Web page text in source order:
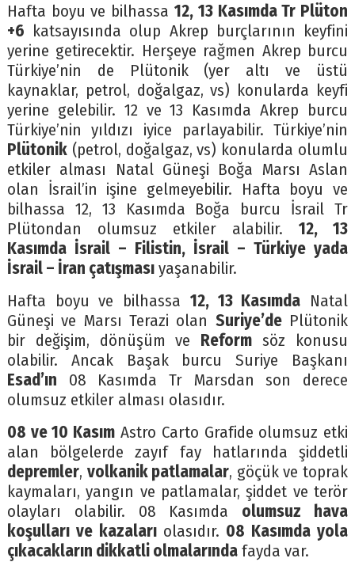
Hafta boyu ve bilhassa 12, 13 Kasımda Tr Plüton
+6 katsayısında olup Akrep burçlarının keyfini
yerine getirecektir. Herşeye rağmen Akrep burcu
Türkiye’nin de Plütonik (yer altı ve üstü
kaynaklar, petrol, doğalgaz, vs) konularda keyfi
yerine gelebilir. 12 ve 13 Kasımda Akrep burcu
Türkiye’nin yıldızı iyice parlayabilir. Türkiye’nin
Plütonik(petrol, doğalgaz, vs) konularda olumlu
etkiler alması Natal Güneşi Boğa Marsı Aslan
olan İsrail’in işine gelmeyebilir. Hafta boyu ve
bilhassa 12, 13 Kasımda Boğa burcu İsrail Tr
Plütondan olumsuz etkiler alabilir.12, 13
Kasımda İsrail – Filistin, İsrail – Türkiye yada
İsrail – İran çatışmasıyaşanabilir.
Hafta boyu ve bilhassa 12, 13 Kasımda Natal
Güneşi ve Marsı Terazi olan Suriye’dePlütonik
bir değişim, dönüşüm ve Reform söz konusu
olabilir. Ancak Başak burcu Suriye Başkanı
Esad’ın 08 Kasımda Tr Marsdan son derece
olumsuz etkiler alması olasıdır.
08 ve 10 Kasım Astro Carto Grafide olumsuz etki
alan bölgelerde zayıf fay hatlarında şiddetli
depremler, volkanik patlamalar, göçük ve toprak
kaymaları, yangın ve patlamalar, şiddet ve terör
olayları olabilir. 08 Kasımda olumsuz hava
koşulları ve kazaları olasıdır. 08 Kasımda yola
çıkacakların dikkatli olmalarındafayda var.